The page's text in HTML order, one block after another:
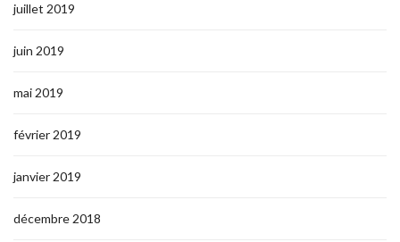
juillet 2019
juin 2019
mai 2019
février 2019
janvier 2019
décembre 2018